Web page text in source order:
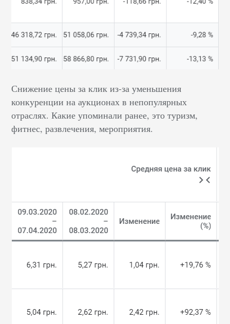
Снижение цены за клик из-за уменьшения
конкуренции на аукционах в непопулярных
отраслях. Какие упоминали ранее, это туризм,
фитнес, развлечения, мероприятия.